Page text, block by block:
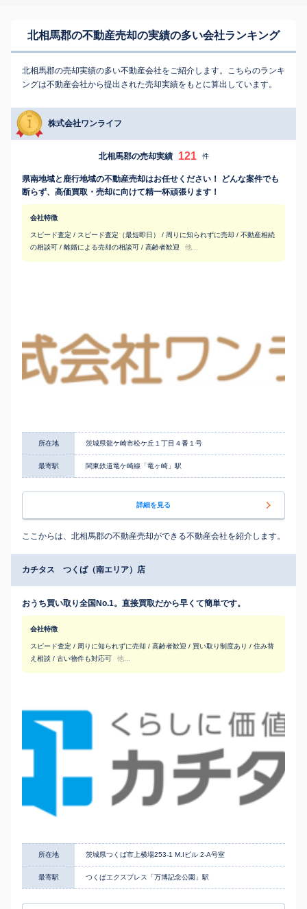
北相馬郡の不動産売却の実績の多い会社ランキング
北相馬郡の売却実績の多い不動産会社をご紹介します。こちらのランキ
ングは不動産会社から提出された売却実績をもとに算出しています。
株式会社ワンライフ
北相馬郡の売却実績 121 件
県南地域と鹿行地域の不動産売却はお任せください！ どんな案件でも
断らず、高価買取・売却に向けて精一杯頑張ります！
会社特徴
スピード査定 / スピード査定（最短即日） / 周りに知られずに売却 / 不動産相続
の相談可 / 離婚による売却の相談可 / 高齢者歓迎
他...
所在地 茨城県龍ケ崎市松ケ丘１丁目４番１号
最寄駅 関東鉄道竜ケ崎線「竜ヶ崎」駅
詳細を見る
ここからは、北相馬郡の不動産売却ができる不動産会社を紹介します。
カチタス つくば（南エリア）店
おうち買い取り全国No.1。直接買取だから早くて簡単です。
会社特徴
スピード査定 / 周りに知られずに売却 / 高齢者歓迎 / 買い取り制度あり / 住み替
え相談 / 古い物件も対応可
他...
所在地 茨城県つくば市上横場253-1 M.Iビル 2-A号室
最寄駅 つくばエクスプレス「万博記念公園」駅